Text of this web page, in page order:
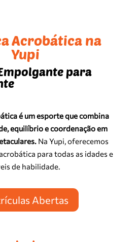
Acrobática na
Yupi
para
é um esporte que combina
equilíbrio e coordenação em
Na Yupi, oferecemos
para todas as idades e
de habilidade.
Abertas